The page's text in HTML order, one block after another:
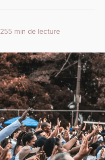
5 min de lecture